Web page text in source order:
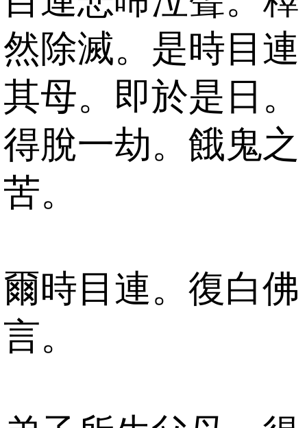
然除滅。是時目連
其母。即於是日。
得脫一劫。餓鬼之
苦。
爾時目連。復白佛
言。